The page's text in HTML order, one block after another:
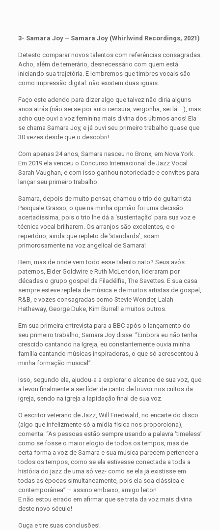
3- Samara Joy – Samara Joy (Whirlwind Recordings, 2021)
Detesto comparar novos talentos com referências consagradas.
Acho, além de temerário, desnecessário com quem está
iniciando sua trajetória. E lembremos que timbres vocais são
como impressão digital: não existem duas iguais.
Faço este adendo para dizer algo que talvez não diria alguns
anos atrás (não sei se por auto censura, vergonha, sei lá….), mas
acho que ouvi a voz feminina mais divina dos últimos anos! Ela
se chama Samara Joy, e já ouvi seu primeiro trabalho quase que
30 vezes desde que o descobri!
Com apenas 24 anos, Samara nasceu no Bronx, em Nova York.
Em 2019 ela venceu o Concurso Internacional de Jazz Vocal
Sarah Vaughan, e com isso ganhou notoriedade e convites para
lançar seu primeiro trabalho.
Samara, depois de muito pensar, chamou o trio do guitarrista
Pasquale Grasso, o que na minha opinião foi uma decisão
acertadíssima, pois o trio lhe dá a ‘sustentação’ para sua voz e
técnica vocal brilharem. Os arranjos são excelentes, e o
repertório, ainda que repleto de ‘standards’, soam
primorosamente na voz angelical de Samara!
Bem, mas de onde vem todo esse talento nato? Seus avós
paternos, Elder Goldwire e Ruth McLendon, lideraram por
décadas o grupo gospel da Filadélfia, The Savettes. E sua casa
sempre esteve repleta de música e de muitos artistas de gospel,
R&B, e vozes consagradas como Stevie Wonder, Lalah
Hathaway, George Duke, Kim Burrell e muitos outros.
Em sua primeira entrevista para a BBC após o lançamento do
seu primeiro trabalho, Samara Joy disse: “Embora eu não tenha
crescido cantando na Igreja, eu constantemente ouvia minha
família cantando músicas inspiradoras, o que só acrescentou à
minha formação musical”.
Isso, segundo ela, ajudou-a a explorar o alcance de sua voz, que
a levou finalmente a ser líder de canto de louvor nos cultos da
igreja, sendo na igreja a lapidação final de sua voz.
O escritor veterano de Jazz, Will Friedwald, no encarte do disco
(algo que infelizmente só a mídia física nos proporciona),
comenta: “As pessoas estão sempre usando a palavra ‘timeless’
como se fosse o maior elogio de todos os tempos, mas de
certa forma a voz de Samara e sua música parecem pertencer a
todos os tempos, como se ela estivesse conectada a toda a
história do jazz de uma só vez- como se ela já existisse em
todas as épocas simultaneamente, pois ela soa clássica e
contemporânea” – assino embaixo, amigo leitor!
E não estou errado em afirmar que se trata da voz mais divina
deste novo século!
Ouça e tire suas conclusões!